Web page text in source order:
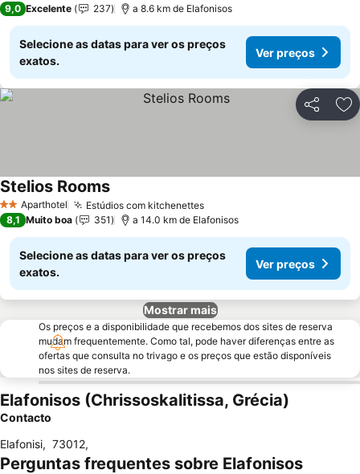
9,0 Excelente 237 a 8.6 km de Elafonisos
Selecione as datas para ver os preços
exatos.
Ver preços
Partilhar
2 EstrelasAparthotel Estúdios com kitchenettesVer preços
Stelios RoomsVer preços
8,1 Muito boa 351 a 14.0 km de Elafonisos
Selecione as datas para ver os preços
exatos.
Ver preços
Mostrar mais
Os preços e a disponibilidade que recebemos dos sites de reserva
mudam frequentemente. Como tal, pode haver diferenças entre as
ofertas que consulta no trivago e os preços que estão disponíveis
nos sites de reserva.
Elafonisos (Chrissoskalitissa, Grécia)
Contacto
Elafonisi, 73012,
Perguntas frequentes sobre Elafonisos